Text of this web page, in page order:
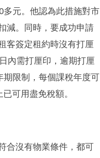
多元。他認為此措施對市
減。同時，要成功申請
客簽定租約時沒有打厘
內需打厘印，逾期打厘
期限制，每個課稅年度可
可用盡免稅額。
合沒有物業條件，都可